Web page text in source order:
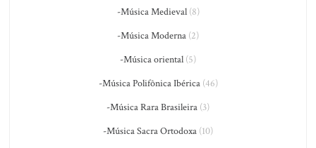
-Música Medieval(8)
-Música Moderna (2)
-Música oriental (5)
-Música Polifônica Ibérica(46)
-Música Rara Brasileira (3)
-Música Sacra Ortodoxa (10)